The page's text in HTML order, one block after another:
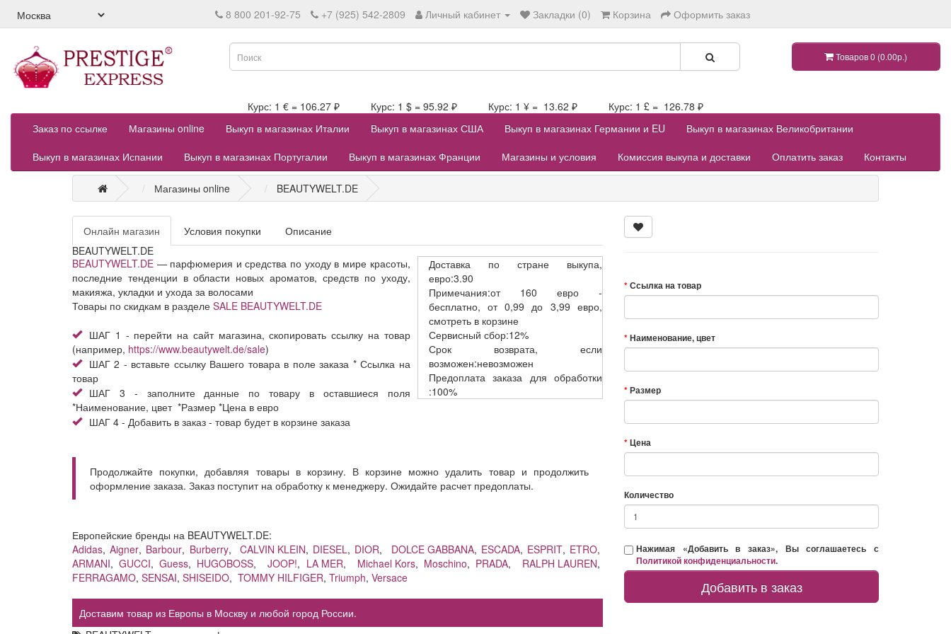
8 800 201-92-75 +7 (925) 542-2809 Личный кабинет Закладки (0) Корзина Оформить заказ
Товаров 0 (0.00р.)
Курс: 1 € = 106.27 ₽ Курс: 1 $ = 95.92 ₽ Курс: 1 ¥ = 13.62 ₽ Курс: 1 £ = 126.78 ₽
Заказ по ссылке
Магазины online Выкуп в магазинах Италии Выкуп в магазинах США Выкуп в магазинах Германии и EU
Выкуп в магазинах Великобритании
Выкуп в магазинах Испании
Выкуп в магазинах Португалии Выкуп в магазинах Франции Магазины и условия Комиссия выкупа и доставки Оплатить заказ Контакты
Магазины online BEAUTYWELT.DE
Онлайн магазин Условия покупки
Описание
BEAUTYWELT.DE
Доставка
по стране выкупа,
евро:3.90
Примечания:от 160 евро -
бесплатно, от 0,99 до 3,99 евро,
смотреть в корзине
Сервисный сбор:12%
Срок возврата,
если
возможен:невозможен
Предоплата заказа
для обработки
:100%
BEAUTYWELT.DE — парфюмерия и средства по уходу в мире красоты,
последние тенденции в области новых ароматов, средств по уходу,
макияжа, укладки и ухода за волосами
Товары по скидкам в разделе SALE BEAUTYWELT.DE
ШАГ 1 - перейти на сайт магазина, скопировать ссылку на товар
(например, https://www.beautywelt.de/sale)
ШАГ 2 - вставьте ссылку Вашего товара в поле заказа * Ссылка на
товар
ШАГ 3 - заполните данные по товару в оставшиеся поля
*Наименование, цвет *Размер *Цена в евро
ШАГ 4 - Добавить в заказ - товар будет в корзине заказа
Продолжайте покупки, добавляя товары в корзину. В корзине можно удалить товар и продолжить
оформление заказа. Заказ поступит на обработку к менеджеру. Ожидайте расчет предоплаты.
Европейские бренды на BEAUTYWELT.DE:
Adidas,Aigner, Barbour, Burberry, CALVIN KLEIN, DIESEL, DIOR, DOLCE GABBANA, ESCADA, ESPRIT, ETRO,
ARMANI,GUCCI,Guess, HUGOBOSS,JOOP!, LA MER, Michael Kors, Moschino, PRADA, RALPH LAUREN,
FERRAGAMO, SENSAI, SHISEIDO, TOMMY HILFIGER, Triumph, Versace
Доставим товар из Европы в Москву и любой город России.
Ссылка на товар
Наименование, цвет
Размер
Цена
Количество
Нажимая «Добавить в заказ», Вы соглашаетесь с
Политикой конфиденциальности.
Добавить в заказ